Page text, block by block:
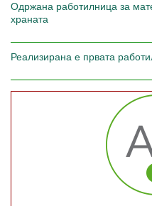
Одржана работилница за
храната
Реализирана е првата